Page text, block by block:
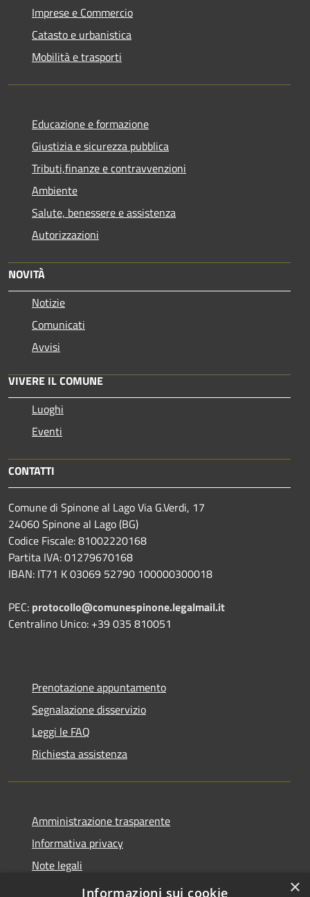
Imprese e Commercio
Catasto e urbanistica
Mobilità e trasporti
Educazione e formazione
Giustizia e sicurezza pubblica
Tributi,finanze e contravvenzioni
Ambiente
Salute, benessere e assistenza
Autorizzazioni
NOVITÀ
Notizie
Comunicati
Avvisi
VIVERE IL COMUNE
Luoghi
Eventi
CONTATTI
Comune di Spinone al Lago Via G.Verdi, 17
24060 Spinone al Lago (BG)
Codice Fiscale: 81002220168
Partita IVA: 01279670168
IBAN: IT71 K 03069 52790 100000300018
PEC: protocollo@comunespinone.legalmail.it
Centralino Unico: +39 035 810051
Prenotazione appuntamento
Segnalazione disservizio
Leggi le FAQ
Richiesta assistenza
Amministrazione trasparente
Informativa privacy
Note legali
Dichiarazione di accessibilità
×
Informazioni sui cookie